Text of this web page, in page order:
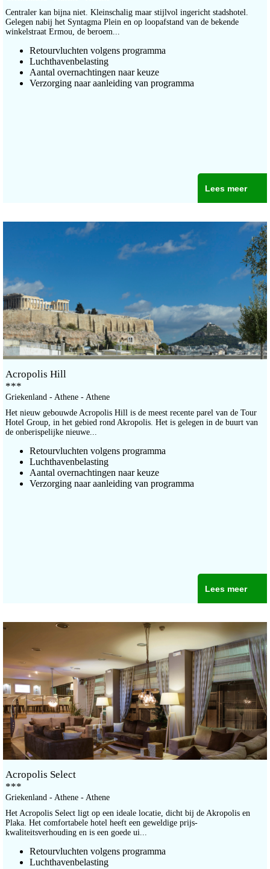
Centraler kan bijna niet. Kleinschalig maar stijlvol ingericht stadshotel.
Gelegen nabij het Syntagma Plein en op loopafstand van de bekende
winkelstraat Ermou, de beroem...
Retourvluchten volgens programma
Luchthavenbelasting
Aantal overnachtingen naar keuze
Verzorging naar aanleiding van programma
Lees meer
Acropolis Hill
***
Griekenland - Athene - Athene
Het nieuw gebouwde Acropolis Hill is de meest recente parel van de Tour
Hotel Group, in het gebied rond Akropolis. Het is gelegen in de buurt van
de onberispelijke nieuwe...
Retourvluchten volgens programma
Luchthavenbelasting
Aantal overnachtingen naar keuze
Verzorging naar aanleiding van programma
Lees meer
Acropolis Select
***
Griekenland - Athene - Athene
Het Acropolis Select ligt op een ideale locatie, dicht bij de Akropolis en
Plaka. Het comfortabele hotel heeft een geweldige prijs-
kwaliteitsverhouding en is een goede ui...
Retourvluchten volgens programma
Luchthavenbelasting